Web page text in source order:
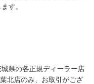
す。
県の各正規ディーラー店
葉北店のみ、お取引がござ